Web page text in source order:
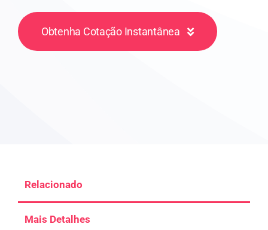
Obtenha Cotação Instantânea
Relacionado
Mais Detalhes